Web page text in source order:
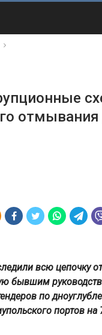
отмывания
всю цепочку
бывшим
по
портов